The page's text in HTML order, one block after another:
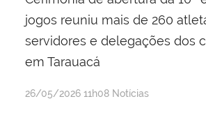
jogos reuniu mais de 260
servidores e delegações dos
em Tarauacá
por
publicado
26/05/2026 11h08 Notícias